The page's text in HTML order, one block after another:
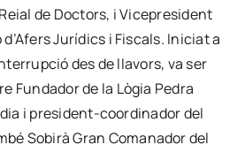
de Doctors, i Vicepresident
Jurídics i Fiscals. Iniciat a
des de llavors, va ser
Fundador de la Lògia Pedra
i president-coordinador del
Sobirà Gran Comanador del